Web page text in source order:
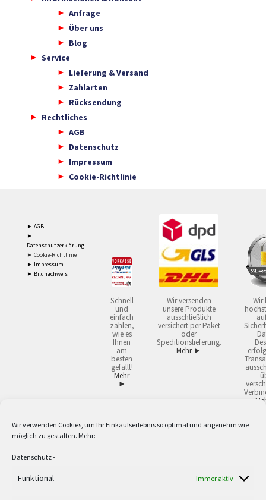
Wir verwenden Cookies, um Ihr Einkaufserlebnis so optimal und angenehm wie
möglich zu gestalten. Mehr:
Datenschutz-
Funktional Immer aktiv
Anfrage
Über uns
Blog
Service
Lieferung & Versand
Zahlarten
Rücksendung
Rechtliches
AGB
Datenschutz
Impressum
Cookie-Richtlinie
► AGB
►
Datenschutzerklärung
► Cookie-Richtlinie
► Impressum
► Bildnachweis
Schnell
und
einfach
zahlen,
wie es
Ihnen
am
besten
gefällt!
Mehr
►
Wir versenden
unsere Produkte
ausschließlich
versichert per Paket
oder
Speditionslieferung.
Mehr ►
Wir
2 Lieferzeiten gelten mit Express-24.
Versandkostenfrei ab 59,90 € Nettowarenwert. Inseln ausgenommen. Unsere
Berufe zur Verwendung in der selbständigen, beruflichen oder gewerblichen